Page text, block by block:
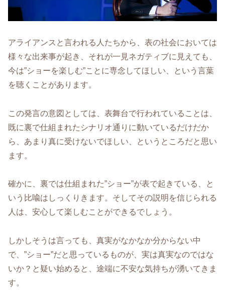
アライアンスと言われる人たちから、表の社会においては
様々な出来事が起き、それが一見ネガティブに見えても、
今は”ショーを楽しむ”ことに専念してほしい、という言葉
を聴くことがあります。
この発言の意図としては、表舞台で行われていることは、
既に裏で仕組まれたシナリオ通りに動いているだけだか
ら、あまり真に受けないでほしい、というところだと思い
ます。
確かに、裏では仕組まれた”ショー”が表で起きている、と
いう比喩はしっくりきます。そしてその説明を信じられる
人は、安心して楽しむことができるでしょう。
しかしそうは言っても、真実がなかなか分からない中
で、”ショー”だと思っているものが、実は真実なのではな
いか？と疑い始めると、途端に不安な気持ちが湧いてきま
す。